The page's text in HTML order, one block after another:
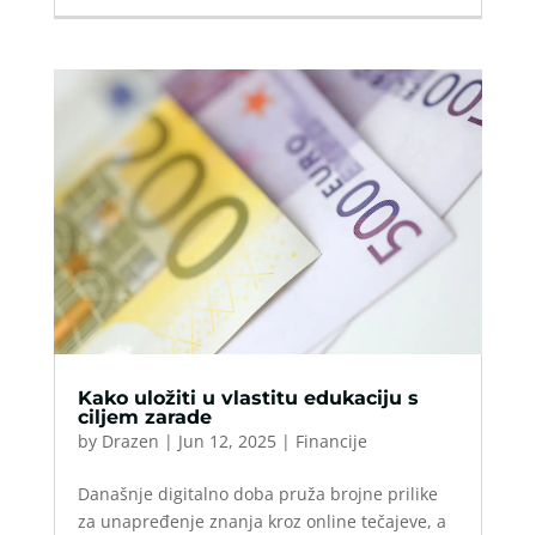
Kako uložiti u vlastitu edukaciju s
ciljem zarade
by Drazen | Jun 12, 2025| Financije
Današnje digitalno doba pruža brojne prilike
za unapređenje znanja kroz online tečajeve, a